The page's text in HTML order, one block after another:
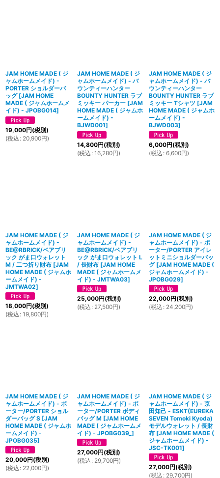
JAM HOME MADE ( ジ
ャムホームメイド) -
PORTER ショルダーバ
ッグ [JAM HOME
MADE ( ジャムホームメ
イド) - JPOBG014]
19,000円(税別)
(税込 : 20,900円)
JAM HOME MADE ( ジ
ャムホームメイド) - バ
ウンティーハンター
BOUNTY HUNTER ラブ
ミッキー パーカー [JAM
HOME MADE ( ジャムホ
ームメイド) -
BJWD001]
14,800円(税別)
(税込 : 16,280円)
JAM HOME MADE ( ジ
ャムホームメイド) - バ
ウンティーハンター
BOUNTY HUNTER ラブ
ミッキー Tシャツ [JAM
HOME MADE ( ジャムホ
ームメイド) -
BJWD003]
6,000円(税別)
(税込 : 6,600円)
JAM HOME MADE ( ジ
ャムホームメイド) -
BE@RBRICK/ベアブリ
ック がま口ウォレット
M / 二つ折り財布 [JAM
HOME MADE ( ジャムホ
ームメイド) -
JMTWA02]
18,000円(税別)
(税込 : 19,800円)
JAM HOME MADE ( ジ
ャムホームメイド) -
BE@RBRICK/ベアブリ
ック がま口ウォレット L
/ 長財布 [JAM HOME
MADE ( ジャムホームメ
イド) - JMTWA03]
25,000円(税別)
(税込 : 27,500円)
JAM HOME MADE ( ジ
ャムホームメイド) - ポ
ーター/PORTER アイレ
ットミニショルダーバッ
グ [JAM HOME MADE (
ジャムホームメイド) -
JPOBG029]
22,000円(税別)
(税込 : 24,200円)
JAM HOME MADE ( ジ
ャムホームメイド) - ポ
ーター/PORTER ショル
ダーバッグ S [JAM
HOME MADE ( ジャムホ
ームメイド) -
JPOBG035]
20,000円(税別)
(税込 : 22,000円)
JAM HOME MADE ( ジ
ャムホームメイド) - ポ
ーター/PORTER ボディ
バッグ M [JAM HOME
MADE ( ジャムホームメ
イド) - JPOBG039_ ]
27,000円(税別)
(税込 : 29,700円)
JAM HOME MADE ( ジ
ャムホームメイド) - 京
田知己 - ESKT(EUREKA
SEVEN Tomoki Kyoda)
モデルウォレット / 長財
布 [JAM HOME MADE (
ジャムホームメイド) -
JSC-TK001]
27,000円(税別)
(税込 : 29,700円)